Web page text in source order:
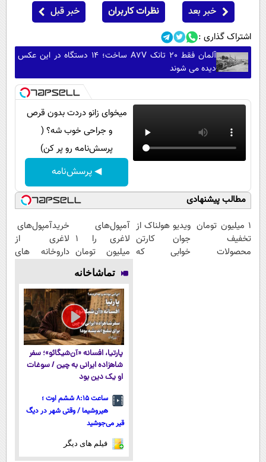
خبر بعد نظرات کاربران خبر قبل
اشتراک گذاری :
آلمان فقط 20 تانک A7V ساخت؛ 14 دستگاه در این عکس
دیده می شوند
میخوای زانو دردت بدون قرص
و جراحی خوب شه؟ (
پرسش‌نامه رو پر کن)
◀ پرسش‌نامه
مطالب پیشنهادی
۱ میلیون تومان
تخفیف
محصولات
ویدیو هولناک از
جوان کارتن
خوابی که
آمپول‌های
لاغری را ۱
میلیون تومان
ارزان‌تر از
همه‌جا بخر!
خریدآمپول‌های
لاغری از
داروخانه های
پک یخ!
تماشاخانه
پارتیا، افسانه «آن‌شیگائو»؛ سفر
شاهزاده ایرانی به چین / سوغات
او یک دین بود
ساعت ۸:۱۵ ششم اوت ؛
هیروشیما / وقتی شهر در دیگ
قیر می‌جوشید
فیلم های دیگر